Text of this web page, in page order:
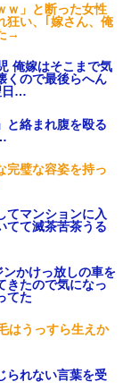
ｗ」と断った女性
狂い、｢嫁さん、俺
→
俺嫁はそこまで気
くので最後らへん
日…
と絡まれ腹を殴る
完璧な容姿を持っ
てマンションに入
てて滅茶苦茶うる
ンかけっ放しの車を
きたので気になっ
てた
はうっすら生えか
られない言葉を受